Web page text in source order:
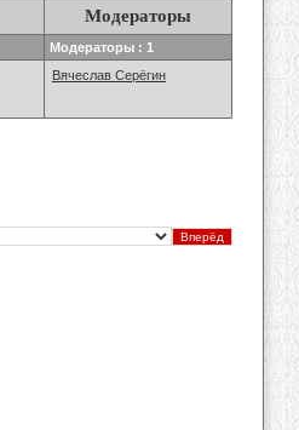
Модераторы
Модераторы : 1
Вячеслав Серёгин